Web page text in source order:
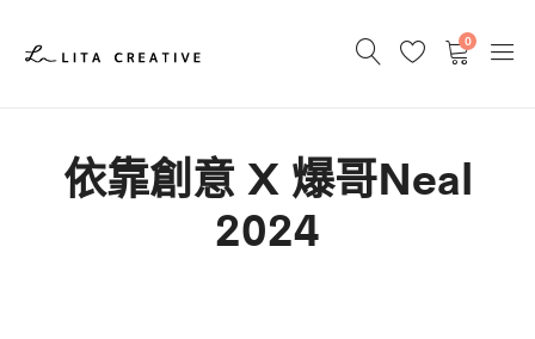
0
依靠創意 X 爆哥Neal
2024